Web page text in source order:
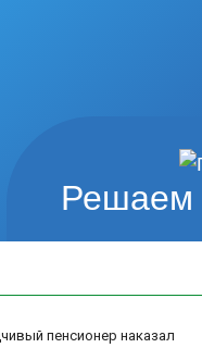
Решаем
пенсионер наказал